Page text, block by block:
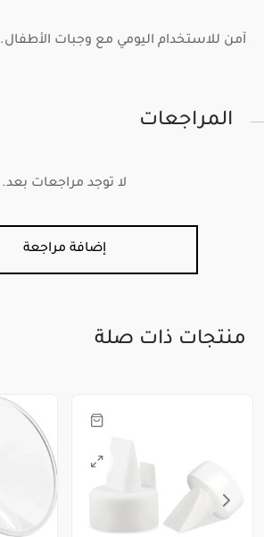
آمن للاستخدام اليومي مع وجبات الأطفال.
المراجعات
لا توجد مراجعات بعد.
إضافة مراجعة
منتجات ذات صلة